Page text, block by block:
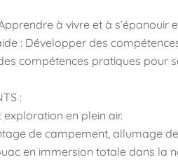
à vivre et à s’épanouir
: Développer des
compétences pratiques pour
:
exploration en plein air.
de campement, allumage
en immersion totale dans la